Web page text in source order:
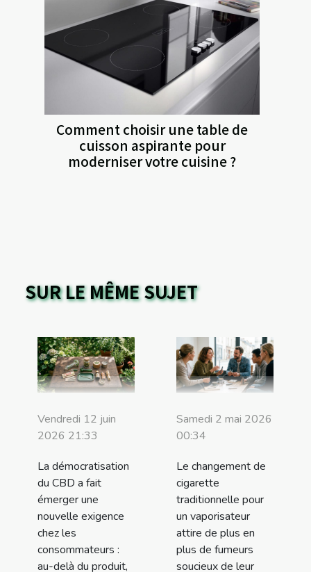
Comment choisir une table de
cuisson aspirante pour
moderniser votre cuisine ?
SUR LE MÊME SUJET
Vendredi 12 juin
2026 21:33
La démocratisation
du CBD a fait
émerger une
nouvelle exigence
chez les
consommateurs :
au-delà du produit,
Samedi 2 mai 2026
00:34
Le changement de
cigarette
traditionnelle pour
un vaporisateur
attire de plus en
plus de fumeurs
soucieux de leur